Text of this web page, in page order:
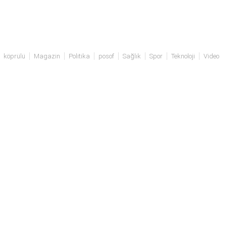
köprülü Magazin Politika posof Sağlık Spor Teknoloji
Video